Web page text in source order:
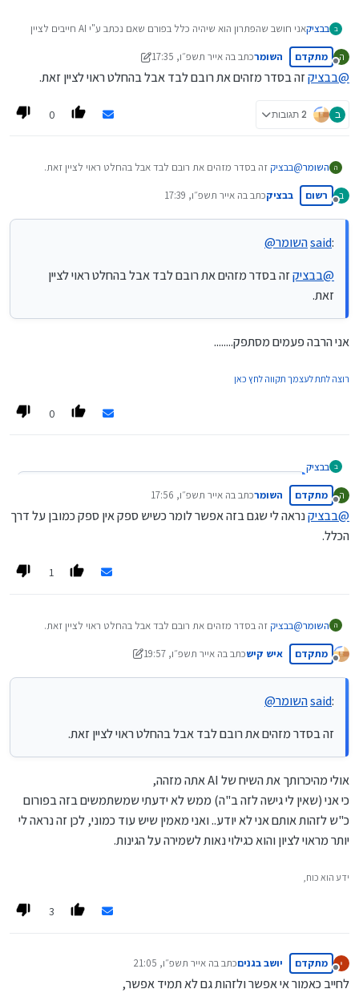
ב בבציק
אני חושב שהפתרון הוא שיהיה כלל בפורם שאם נכתב ע"י AI חייבים לציין
זאת.
לדעתי הסיבה הפסיכולוגית שאנשים עושים כך היא לקבל תהילה כביכול הם
חכמים.
( אפשר גם להרחיק לכת שמי שפרסם מהAI ולא כתב את בעל השמועה
וכל האומר דבר בשם אומרו וכ"ו.
ה
מנותק
מתקדם השומרכתב בה אייר תשפ״ו, 17:35
נערך לאחרונה על ידי השומר
@בבציקזה בסדר מזהים את רובם לבד אבל בהחלט ראוי לציין זאת.
ב 2 תגובות 0
ה השומר@בבציק זה בסדר מזהים את רובם לבד אבל בהחלט ראוי לציין זאת.
ב
מנותק
רשום בבציקכתב בה אייר תשפ״ו, 17:39
נערך לאחרונה על ידי
@השומרsaid:
@בבציקזה בסדר מזהים את רובם לבד אבל בהחלט ראוי לציין
זאת.
אני הרבה פעמים מסתפק........
רוצה לתת לעצמך תקווה לחץ כאן
0
ב בבציק
@השומרsaid
@ בבציקזה בסדר מזהים את רובם לבד אבל בהחלט ראוי לציין זאת.
אני הרבה פעמים מסתפק........
ה
מנותק
מתקדם השומרכתב בה אייר תשפ״ו, 17:56
נערך לאחרונה על ידי
@בבציקנראה לי שגם בזה אפשר לומר כשיש ספק אין ספק כמובן על דרך
הכלל.
1
ה השומר@בבציק זה בסדר מזהים את רובם לבד אבל בהחלט ראוי לציין זאת.
מנותק
מתקדם איש קישכתב בה אייר תשפ״ו, 19:57
נערך לאחרונה על ידי איש קיש
@השומרsaid:
זה בסדר מזהים את רובם לבד אבל בהחלט ראוי לציין זאת.
אולי מהיכרותך את השיח של AI אתה מזהה,
כי אני (שאין לי גישה לזה ב"ה) ממש לא ידעתי שמשתמשים בזה בפורום
כ"ש לזהות אותם אני לא יודע.. ואני מאמין שיש עוד כמוני, לכן זה נראה לי
יותר מראוי לציון והוא כגילוי נאות לשמירה על הגינות.
ידע הוא כוח,
3
מנותק
מתקדם יושב בגניםכתב בה אייר תשפ״ו, 21:05
נערך לאחרונה על ידי
לחייב כאמור אי אפשר ולזהות גם לא תמיד אפשר,